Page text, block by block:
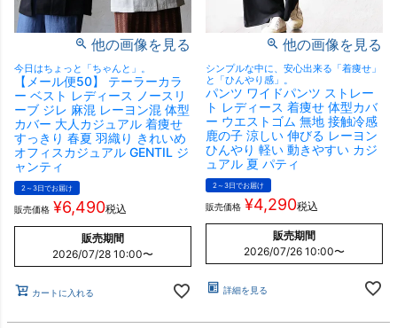
他の画像を見る
今日はちょっと「ちゃんと」。
【メール便50】 テーラーカラ
ー ベスト レディース ノースリ
ーブ ジレ 麻混 レーヨン混 体型
カバー 大人カジュアル 着痩せ
すっきり 春夏 羽織り きれいめ
オフィスカジュアル GENTIL ジ
ャンティ
2～3日でお届け
販売価格 ¥6,490税込
販売期間
2026/07/28 10:00〜
カートに入れる
他の画像を見る
シンプルな中に、安心出来る「着痩せ」
と「ひんやり感」。
パンツ ワイドパンツ ストレー
ト レディース 着痩せ 体型カバ
ー ウエストゴム 無地 接触冷感
鹿の子 涼しい 伸びる レーヨン
ひんやり 軽い 動きやすい カジ
ュアル 夏 パティ
2～3日でお届け
販売価格 ¥4,290税込
販売期間
2026/07/26 10:00〜
詳細を見る